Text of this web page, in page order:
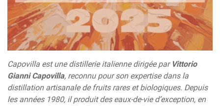
Capovilla est une distillerie italienne dirigée par Vittorio
Gianni Capovilla, reconnu pour son expertise dans la
distillation artisanale de fruits rares et biologiques. Depuis
les années 1980, il produit des eaux-de-vie d’exception, en